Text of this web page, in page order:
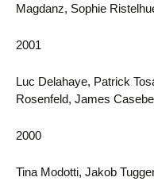
Magdanz, Sophie
2001
Luc Delahaye, Patrick
Rosenfeld, James
2000
Tina Modotti, Jakob